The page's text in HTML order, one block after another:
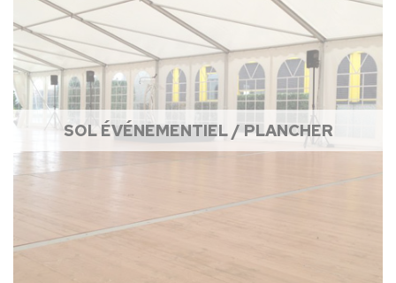
SOL ÉVÉNEMENTIEL / PLANCHER